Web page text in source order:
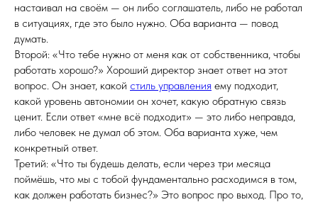
настаивал на своём — он либо соглашатель, либо не работал
в ситуациях, где это было нужно. Оба варианта — повод
думать.
Второй: «Что тебе нужно от меня как от собственника, чтобы
работать хорошо?» Хороший директор знает ответ на этот
вопрос. Он знает, какой стиль управления ему подходит,
какой уровень автономии он хочет, какую обратную связь
ценит. Если ответ «мне всё подходит» — это либо неправда,
либо человек не думал об этом. Оба варианта хуже, чем
конкретный ответ.
Третий: «Что ты будешь делать, если через три месяца
поймёшь, что мы с тобой фундаментально расходимся в том,
как должен работать бизнес?» Это вопрос про выход. Про то,